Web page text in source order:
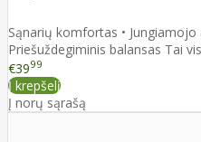
Sąnarių komfortas • Jungiamojo
Priešuždegiminis balansas Tai
€3999
Į krepšelį
Į norų sąrašą